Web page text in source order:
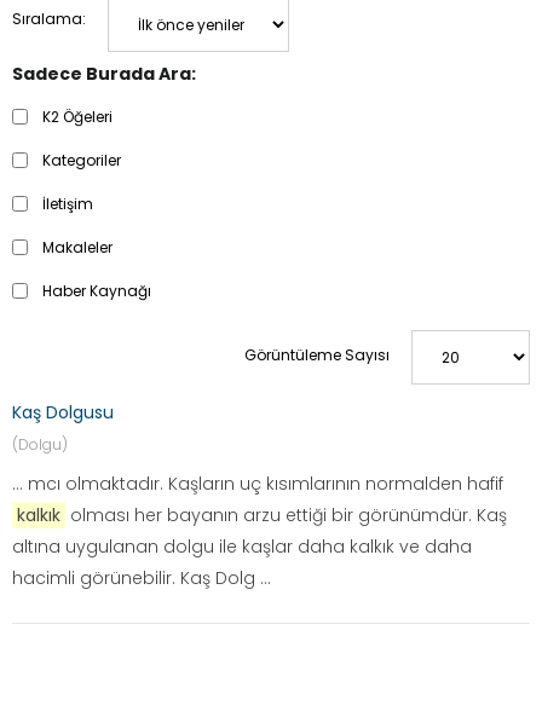
Sıralama:
Sadece Burada Ara:
K2 Öğeleri
Kategoriler
İletişim
Makaleler
Haber Kaynağı
Görüntüleme Sayısı
Kaş Dolgusu
(Dolgu)
... mcı olmaktadır. Kaşların uç kısımlarının normalden hafif
kalkık olması her bayanın arzu ettiği bir görünümdür. Kaş
altına uygulanan dolgu ile kaşlar daha kalkık ve daha
hacimli görünebilir. Kaş Dolg ...